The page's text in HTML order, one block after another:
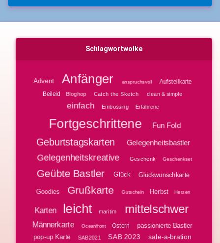
Schlagwortwolke
Advent Anfänger anspruchsvoll
Aufstellkarte
Beileid
Bloghop Catch the Sketch clean & simple
einfach Embossing Erfahrene
Fortgeschrittene Fun Fold
Geburtstagskarten Gelegenheitsbastler
Gelegenheitskreative Geschenk Geschenkset
Geübte Bastler Glück Glückwunschkarte
Goodies Grußkarte Gutschein Herbst Herzen
Karten leicht maritim mittelschwer
Männerkarte Oceanfront Ostern
passionierte Bastler
pop-up Karte
SAB2021 SAB 2023 sale-a-bration